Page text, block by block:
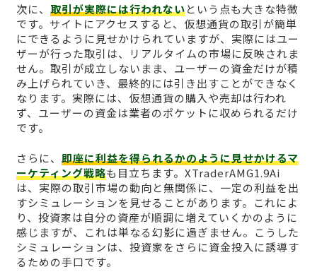
次に、 取引が実際には行われないという点も大きな特徴
です。サイトにアクセスすると、仮想通貨の取引が簡単
にできるように見せかけられていますが、実際にはユー
ザーが行った取引は、リアルタイムの市場に反映されま
せん。取引が成立しないまま、ユーザーの資金だけが積
み上げられていき、最終的には引き出すことができなく
なります。実際には、仮想通貨の購入や売却は行われ
ず、ユーザーの資金は業者のポケットに収められるだけ
です。
さらに、 即座に利益を得られるかのように見せかけるマ
ーケティング戦略も目立ちます。XTraderAMG1.9Ai
は、実際の取引市場の動向と無関係に、一定の利益を出
すシミュレーションを見せることがあります。これによ
り、投資家は自分の資産が順調に増えていくかのように
感じますが、これは単なる幻影に過ぎません。こうした
シミュレーションは、投資家をさらに資金投入に誘導す
るための手口です。